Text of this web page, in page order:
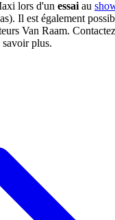
lors d'un essai au
Il est également
Van Raam.
savoir plus.